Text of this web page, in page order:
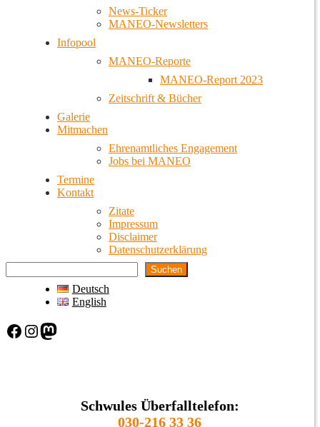
News-Ticker
MANEO-Newsletters
Infopool
MANEO-Reporte
MANEO-Report 2023
Zeitschrift & Bücher
Galerie
Mitmachen
Ehrenamtliches Engagement
Jobs bei MANEO
Termine
Kontakt
Zitate
Impressum
Disclaimer
Datenschutzerklärung
Suchen
Deutsch
English
Facebook Instagram Mastodon
Schwules Überfalltelefon:
030-216 33 36